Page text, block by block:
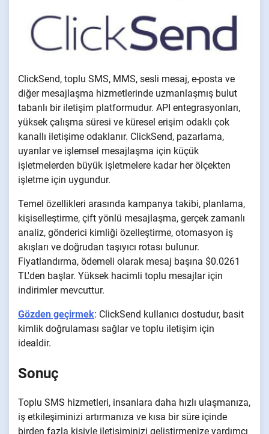
ClickSend, toplu SMS, MMS, sesli mesaj, e-posta ve
diğer mesajlaşma hizmetlerinde uzmanlaşmış bulut
tabanlı bir iletişim platformudur. API entegrasyonları,
yüksek çalışma süresi ve küresel erişim odaklı çok
kanallı iletişime odaklanır. ClickSend, pazarlama,
uyarılar ve işlemsel mesajlaşma için küçük
işletmelerden büyük işletmelere kadar her ölçekten
işletme için uygundur.
Temel özellikleri arasında kampanya takibi, planlama,
kişiselleştirme, çift yönlü mesajlaşma, gerçek zamanlı
analiz, gönderici kimliği özelleştirme, otomasyon iş
akışları ve doğrudan taşıyıcı rotası bulunur.
Fiyatlandırma, ödemeli olarak mesaj başına $0.0261
TL'den başlar. Yüksek hacimli toplu mesajlar için
indirimler mevcuttur.
Gözden geçirmek: ClickSend kullanıcı dostudur, basit
kimlik doğrulaması sağlar ve toplu iletişim için
idealdir.
Sonuç
Toplu SMS hizmetleri, insanlara daha hızlı ulaşmanıza,
iş etkileşiminizi artırmanıza ve kısa bir süre içinde
birden fazla kişiyle iletişiminizi geliştirmenize yardımcı